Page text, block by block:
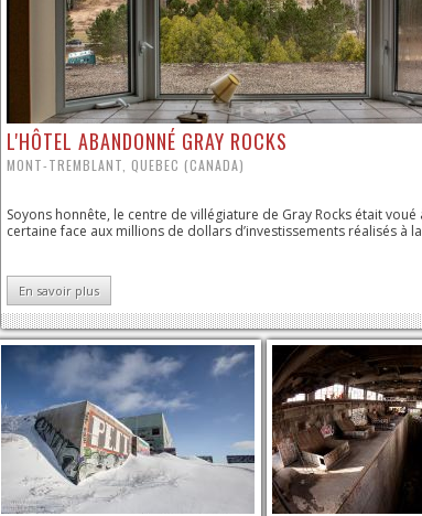
L'HÔTEL ABANDONNÉ GRAY ROCKS
MONT-TREMBLANT, QUEBEC (CANADA)
Soyons honnête, le centre de villégiature de Gray Rocks était
certaine face aux millions de dollars d’investissements réalisés à
En savoir plus